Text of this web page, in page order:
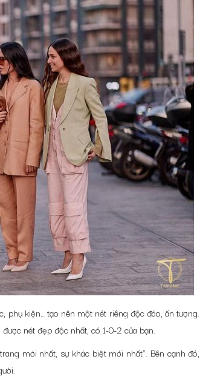
phụ kiện… tạo nên một nét riêng độc đáo, ấn tượng.
nét đẹp độc nhất, có 1-0-2 của bạn.
mới nhất, sự khác biệt mới nhất”. Bên cạnh đó,